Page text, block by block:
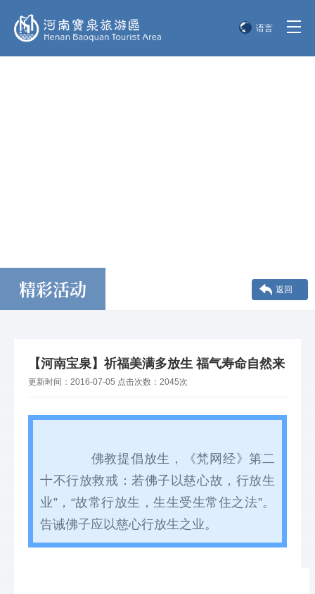
语言
精彩活动 返回
【河南宝泉】祈福美满多放生 福气寿命自然来
更新时间： 2016-07-05 点击次数： 2045次
佛教提倡放生，《梵网经》第二
十不行放救戒：若佛子以慈心故，行放生
业”， “故常行放生，生生受生常住之法”。
告诫佛子应以慈心行放生之业。